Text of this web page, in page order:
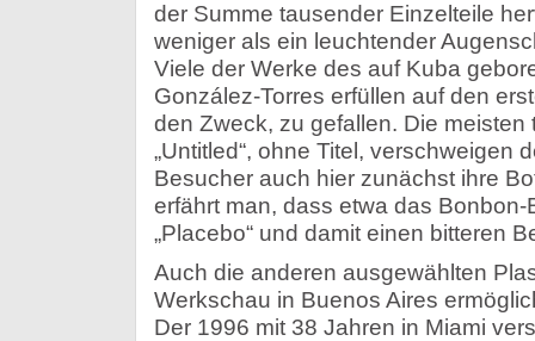
der Summe tausender Einzelteile
weniger als ein leuchtender
Viele der Werke des auf Kuba
González-Torres erfüllen auf den
den Zweck, zu gefallen. Die meisten
„Untitled“, ohne Titel, verschweigen
Besucher auch hier zunächst ihre
erfährt man, dass etwa das Bonbon-
„Placebo“ und damit einen bitteren
Auch die anderen ausgewählten
Werkschau in Buenos Aires
Der 1996 mit 38 Jahren in Miami